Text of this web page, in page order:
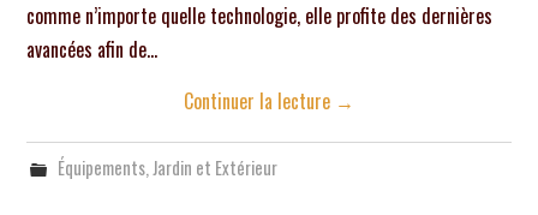
comme n’importe quelle technologie, elle profite des dernières
avancées afin de…
Continuer la lecture →
Équipements,Jardin et Extérieur